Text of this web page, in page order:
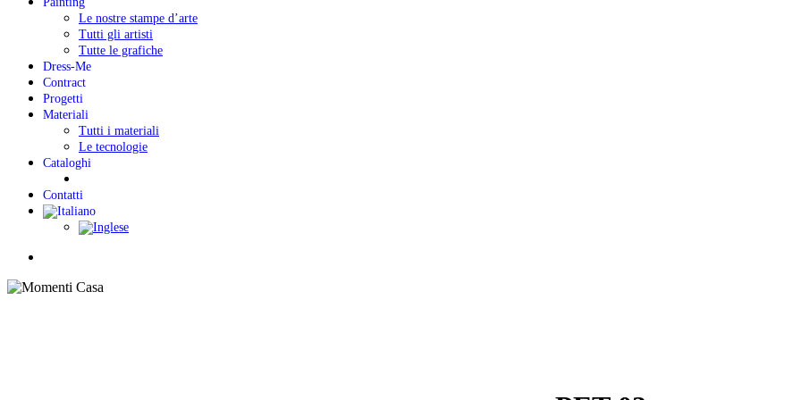
Le nostre stampe d’arte
Tutti gli artisti
Tutte le grafiche
Dress-Me
Contract
Progetti
Materiali
Tutti i materiali
Le tecnologie
Cataloghi
Contatti